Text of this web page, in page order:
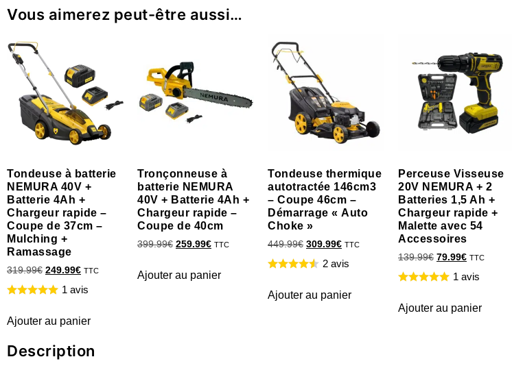
Vous aimerez peut-être aussi…
Tondeuse à batterie
NEMURA 40V +
Batterie 4Ah +
Chargeur rapide –
Coupe de 37cm –
Mulching +
Ramassage
319.99€ 249.99€ TTC
1 avis
Ajouter au panier
Tronçonneuse à
batterie NEMURA
40V + Batterie 4Ah +
Chargeur rapide –
Coupe de 40cm
399.99€ 259.99€ TTC
Ajouter au panier
Tondeuse thermique
autotractée 146cm3
– Coupe 46cm –
Démarrage « Auto
Choke »
449.99€ 309.99€ TTC
2 avis
Ajouter au panier
Perceuse Visseuse
20V NEMURA + 2
Batteries 1,5 Ah +
Chargeur rapide +
Malette avec 54
Accessoires
139.99€ 79.99€ TTC
1 avis
Ajouter au panier
Description